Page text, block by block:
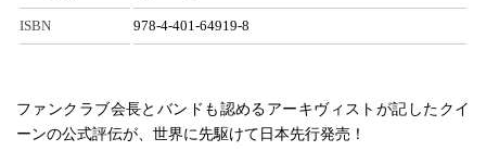
ISBN 978-4-401-64919-8
ファンクラブ会長とバンドも認めるアーキヴィストが記したクイ
ーンの公式評伝が、世界に先駆けて日本先行発売！